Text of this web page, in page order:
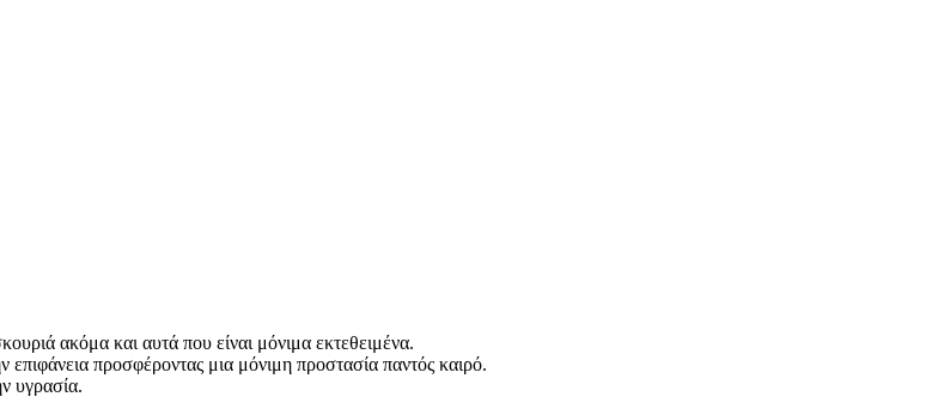
ακόμα και αυτά που είναι μόνιμα εκτεθειμένα.
προσφέροντας μια μόνιμη προστασία παντός καιρό.
υγρασία.